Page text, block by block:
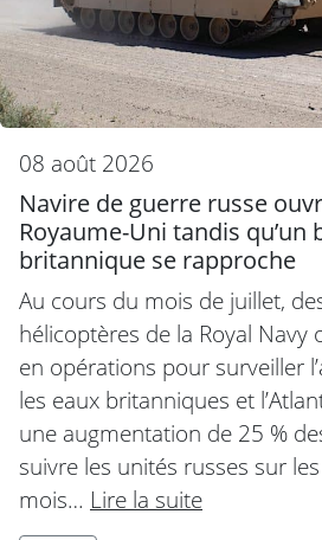
08 août 2026
Navire de guerre russe
Royaume-Uni tandis qu’un
britannique se rapproche
Au cours du mois de juillet,
hélicoptères de la Royal Navy
en opérations pour surveiller
les eaux britanniques et
une augmentation de 25 %
suivre les unités russes sur
mois… Lire la suite